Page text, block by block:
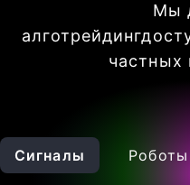
Мы
алготрейдинг
частных
Сигналы Роботы